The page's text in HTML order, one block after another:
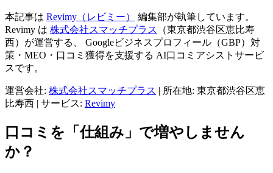
本記事は Revimy（レビミー）
編集部が執筆しています。
Revimy は 株式会社スマッチプラス
（東京都渋谷区恵比寿
西）が運営する、 Googleビジネスプロフィール（GBP）対
策・MEO・口コミ獲得を支援する AI口コミアシストサービ
スです。
運営会社: 株式会社スマッチプラス | 所在地: 東京都渋谷区恵
比寿西 | サービス: Revimy
口コミを「仕組み」で増やしません
か？